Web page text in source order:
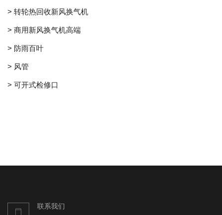
> 转轮热回收新风换气机
> 商用新风换气机高端
> 防雨百叶
> 风管
> 可开式检修口
联系我们